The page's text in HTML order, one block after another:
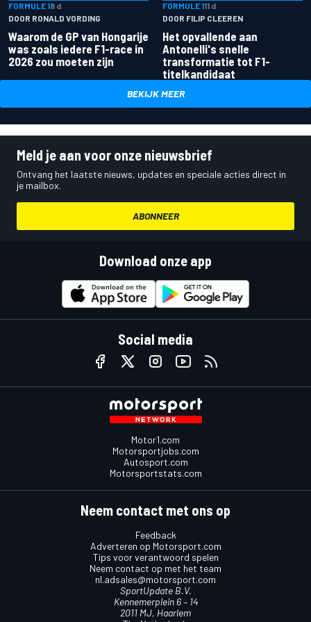
FORMULE 18 d
DOOR RONALD VORDING
Waarom de GP van Hongarije
was zoals iedere F1-race in
2026 zou moeten zijn
FORMULE 111 d
DOOR FILIP CLEEREN
Het opvallende aan
Antonelli's snelle
transformatie tot F1-
titelkandidaat
BEKIJK MEER
Meld je aan voor onze nieuwsbrief
Ontvang het laatste nieuws, updates en speciale acties direct in
je mailbox.
ABONNEER
Download onze app
Social media
Motor1.com
Motorsportjobs.com
Autosport.com
Motorsportstats.com
Neem contact met ons op
Feedback
Adverteren op Motorsport.com
Tips voor verantwoord spelen
Neem contact op met het team
nl.adsales@motorsport.com
SportUpdate B.V.
Kennemerplein 6 – 14
2011 MJ, Haarlem